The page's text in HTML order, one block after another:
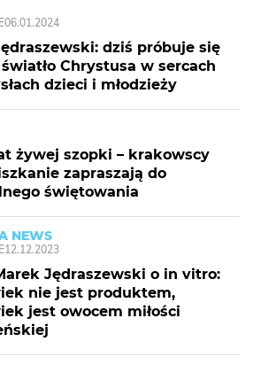
06.01.2024
dziś próbuje się
Chrystusa w sercach
dzieci i młodzieży
żywej szopki – krakowscy
zapraszają do
świętowania
NEWS
12.12.2023
Jędraszewski o in vitro:
nie jest produktem,
jest owocem miłości